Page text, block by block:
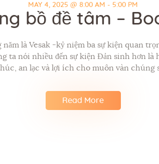
MAY 4, 2025 @ 8:00 AM - 5:00 PM
bồ đề tâm –
là Vesak -kỷ niệm ba sự kiện quan
ta nói nhiều đến sự kiện Đản sinh hơn là
an lạc và lợi ích cho muôn vàn chúng
Read More